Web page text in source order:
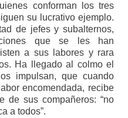
conforman los tres
su lucrativo ejemplo.
de jefes y subalternos,
que se les han
a sus labores y rara
Ha llegado al colmo el
impulsan, que cuando
encomendada, recibe
de sus compañeros: “no
a todos”.